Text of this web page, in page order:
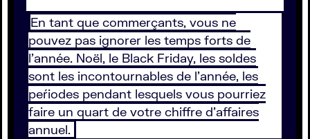
En tant que commerçants, vous ne
pouvez pas ignorer les temps forts de
l’année. Noël, le Black Friday, les soldes
sont les incontournables de l’année, les
peŕiodes pendant lesquels vous pourriez
faire un quart de votre chiffre d’affaires
annuel.